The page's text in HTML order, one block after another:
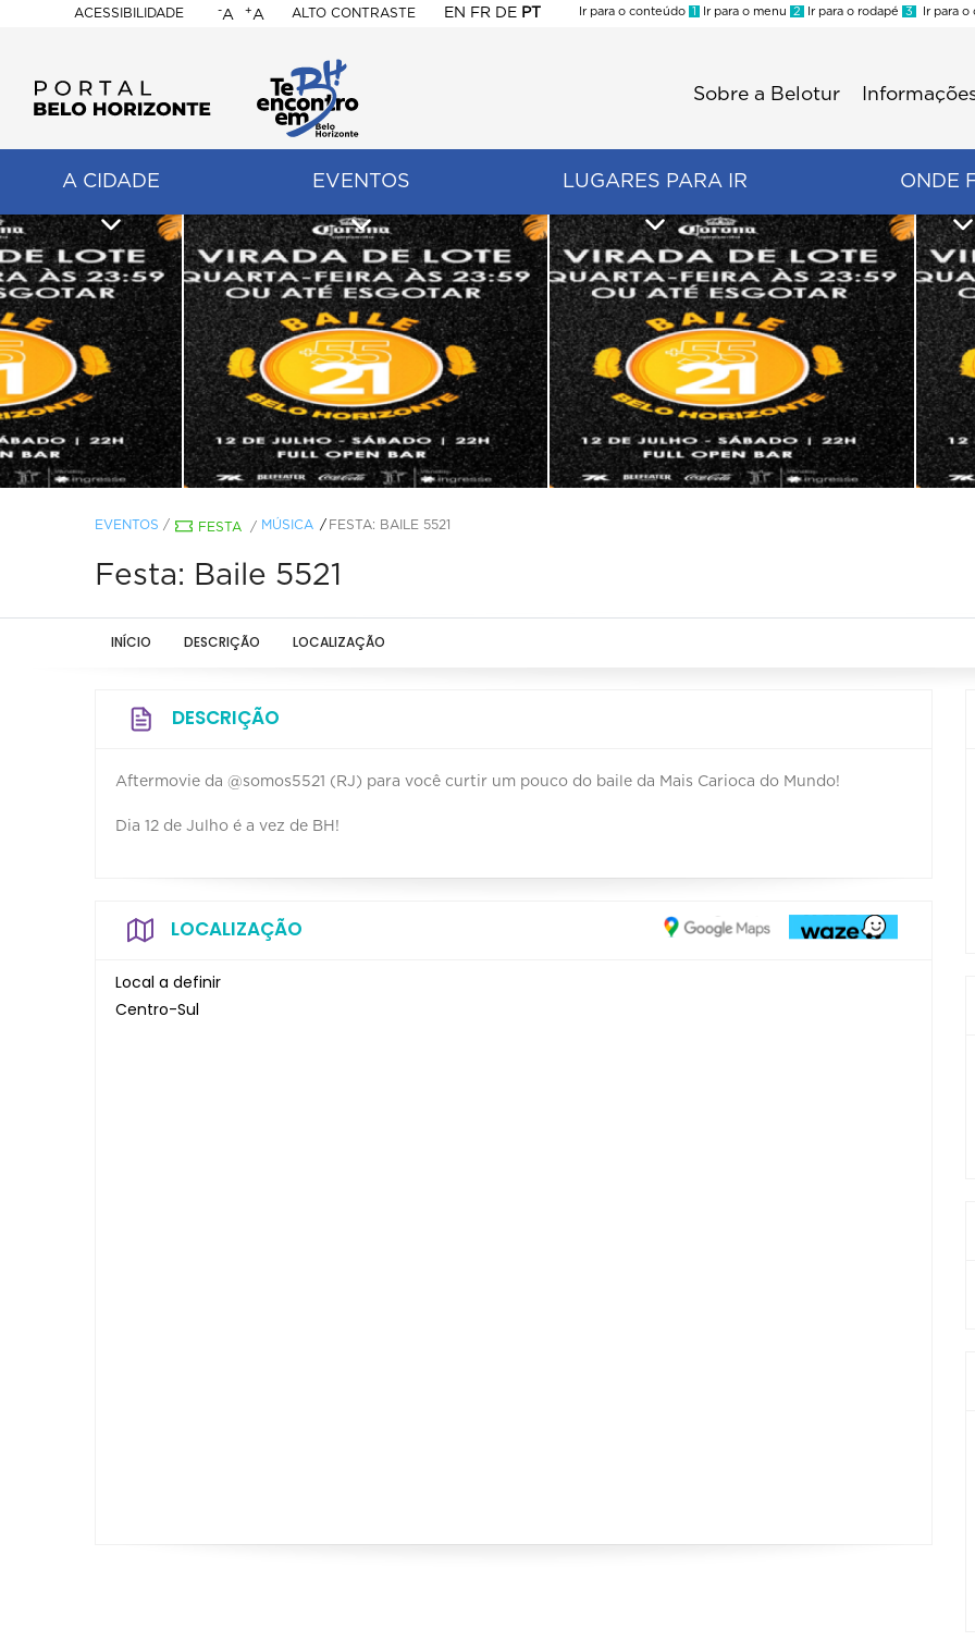
ACESSIBILIDADE
BELO
HORIZONTE
-A +A ALTO CONTRASTE EN FR DE PT
Ir para o conteúdo 1 Ir para o menu 2 Ir para o rodapé 3 Ir para o
Sobre a Belotur
A CIDADE EVENTOS LUGARES PARA IR ONDE
EVENTOS / FESTA / MÚSICA FESTA: BAILE 5521
Festa: Baile 5521
INÍCIO DESCRIÇÃO LOCALIZAÇÃO
DESCRIÇÃO
Aftermovie da @somos5521 (RJ) para você curtir um pouco do baile da Mais Carioca do Mundo!
Dia 12 de Julho é a vez de BH!
LOCALIZAÇÃO
Local a definir
Centro-Sul